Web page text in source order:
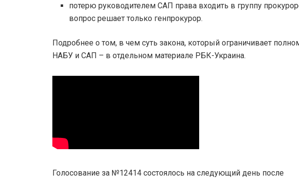
потерю руководителем САП права входить в группу
вопрос решает только генпрокурор.
Подробнее о том, в чем суть закона, который ограничивает
НАБУ и САП – в отдельном материале РБК-Украина.
Голосование за №12414 состоялось на следующий день после